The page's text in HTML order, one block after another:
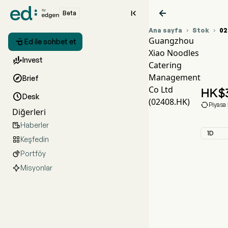
Beta 
 Ed ile sohbet et
Invest
Brief
Desk
Diğerleri
Haberler
Keşfedin
Portföy
Misyonlar

Ana sayfa  Stok 
Guangzhou
Xiao Noodles
Catering
Management
Co Ltd
(02408.HK)
HK$

1D